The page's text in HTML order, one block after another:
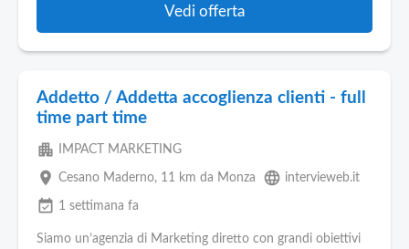
Vedi offerta
Addetto / Addetta accoglienza clienti - full
time part time
apartment IMPACT MARKETING
place Cesano Maderno, 11 km da Monza language intervieweb.it
event_available 1 settimana fa
Siamo un’agenzia di Marketing diretto con grandi obiettivi